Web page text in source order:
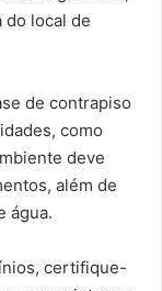
do local de
de contrapiso
como
deve
além de
água.
certifique-